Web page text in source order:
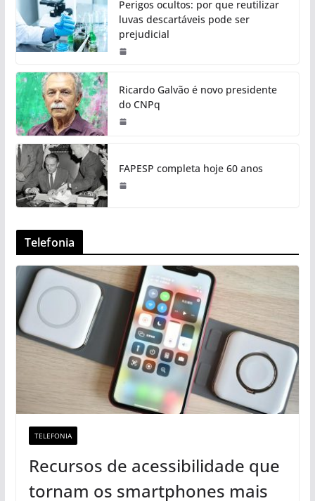
Perigos ocultos: por que reutilizar
luvas descartáveis pode ser
prejudicial
Ricardo Galvão é novo presidente
do CNPq
FAPESP completa hoje 60 anos
Telefonia
TELEFONIA
Recursos de acessibilidade que
tornam os smartphones mais